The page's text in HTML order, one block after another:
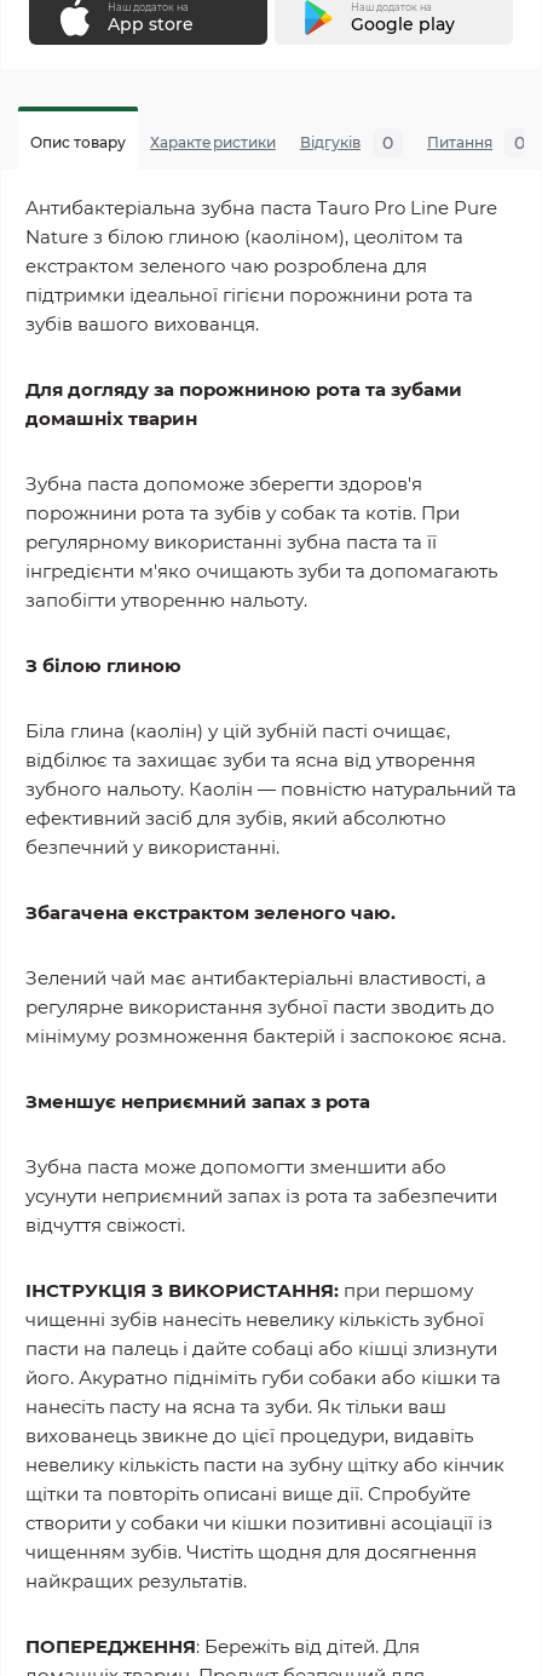
Наш додаток на
App store
Наш додаток на
Google play
Опис товару Характеристики Відгуків 0 Питання 0
Антибактеріальна зубна паста Tauro Pro Line Pure
Nature з білою глиною (каоліном), цеолітом та
екстрактом зеленого чаю розроблена для
підтримки ідеальної гігієни порожнини рота та
зубів вашого вихованця.
Для догляду за порожниною рота та зубами
домашніх тварин
Зубна паста допоможе зберегти здоров'я
порожнини рота та зубів у собак та котів. При
регулярному використанні зубна паста та її
інгредієнти м'яко очищають зуби та допомагають
запобігти утворенню нальоту.
З білою глиною
Біла глина (каолін) у цій зубній пасті очищає,
відбілює та захищає зуби та ясна від утворення
зубного нальоту. Каолін — повністю натуральний та
ефективний засіб для зубів, який абсолютно
безпечний у використанні.
Збагачена екстрактом зеленого чаю.
Зелений чай має антибактеріальні властивості, а
регулярне використання зубної пасти зводить до
мінімуму розмноження бактерій і заспокоює ясна.
Зменшує неприємний запах з рота
Зубна паста може допомогти зменшити або
усунути неприємний запах із рота та забезпечити
відчуття свіжості.
ІНСТРУКЦІЯ З ВИКОРИСТАННЯ: при першому
чищенні зубів нанесіть невелику кількість зубної
пасти на палець і дайте собаці або кішці злизнути
його. Акуратно підніміть губи собаки або кішки та
нанесіть пасту на ясна та зуби. Як тільки ваш
вихованець звикне до цієї процедури, видавіть
невелику кількість пасти на зубну щітку або кінчик
щітки та повторіть описані вище дії. Спробуйте
створити у собаки чи кішки позитивні асоціації із
чищенням зубів. Чистіть щодня для досягнення
найкращих результатів.
ПОПЕРЕДЖЕННЯ: Бережіть від дітей. Для